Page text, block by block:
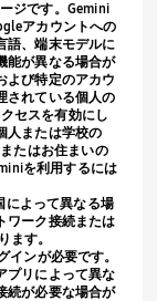
ジです。 Gemini
アカウントへの
語、端末モデルに
能が異なる場合が
よび特定のアカウ
されている個人の
セスを有効にし
人または学校の
たはお住まいの
を利用するには
によって異なる場
ワーク接続または
ます。
インが必要です。
プリによって異な
続が必要な場合が